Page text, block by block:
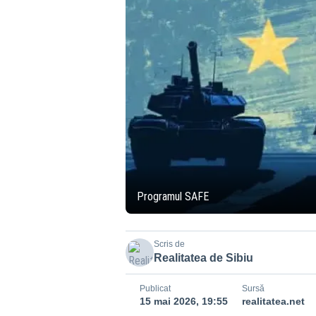
Programul SAFE
Scris de
Realitatea de Sibiu
Publicat
15 mai 2026, 19:55
Sursă
realitatea.net